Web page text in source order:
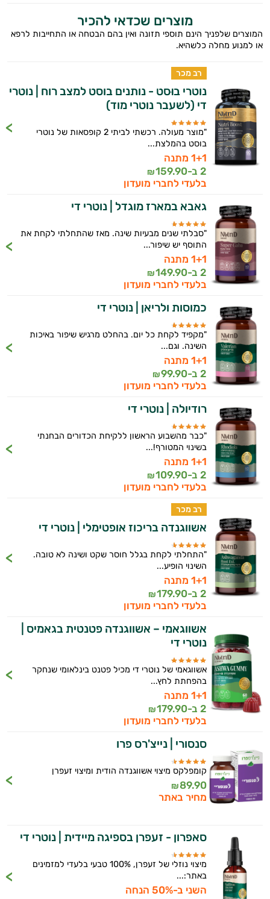
הורדת כולסטרול
איזון לחץ דם
אנמיה
אנרגיה וכוח
אקנה
בעיות נשימה
גאוט
גסטריטיס
דלקות
דלקות פרקים
דרכי השתן
הליקובקטר פילורי
הרגעה
לב וכלי דם
מיגרנה - כאב ראש
מערכת החיסון
נשים
ניקוי רעלים
איזון סוכר
עייפות
עיכוב הזדקנות
פטרת בציפורניים
פיברומיאלגיה
ערמונית - פרוסטטה
קנדידה
ריכוז ומיקוד
שיפור הזיכרון
שלד ומפרקים
מוצרים שכדאי להכיר
המוצרים שלפניך הינם תוספי תזונה ואין בהם הבטחה או התחייבות לרפא
או למנוע מחלה כלשהיא.
רב מכר
נוטרי בוּסט - נותנים בוסט למצב רוח | נוטרי
די (לשעבר נוטרי מוד)
"מוצר מעולה. רכשתי לביתי 2 קופסאות של נוטרי
בוסט בהמלצת...
1+1 מתנה
2 ב-
159.90
₪
בלעדי לחברי מועדון
גאבא במארז מוגדל | נוטרי די
"סבלתי שנים מבעיות שינה. מאז שהתחלתי לקחת את
התוסף יש שיפור...
1+1 מתנה
2 ב-
149.90
₪
בלעדי לחברי מועדון
כמוסות ולריאן | נוטרי די
"מקפיד לקחת כל יום. בהחלט מרגיש שיפור באיכות
השינה. וגם...
1+1 מתנה
2 ב-
99.90
₪
בלעדי לחברי מועדון
רודיולה | נוטרי די
"כבר מהשבוע הראשון ללקיחת הכדורים הבחנתי
בשינוי המטורף!...
1+1 מתנה
2 ב-
109.90
₪
בלעדי לחברי מועדון
רב מכר
אשווגנדה בריכוז אופטימלי | נוטרי די
"התחלתי לקחת בגלל חוסר שקט ושינה לא טובה.
השינוי הופיע...
1+1 מתנה
2 ב-
179.90
₪
בלעדי לחברי מועדון
אשווגאמי – אשווגנדה פטנטית בגאמיס |
נוטרי די
אשווגאמי של נוטרי די מכיל פטנט בינלאומי שנחקר
בהפחתת לחץ...
1+1 מתנה
2 ב-
179.90
₪
בלעדי לחברי מועדון
סנסורי | נייצ'רס פרו
קומפלקס מיצוי אשווגנדה הודית ומיצוי זעפרן
89.90
₪
מחיר באתר
סאפרון - זעפרן בספיגה מיידית | נוטרי די
מיצוי נוזלי של זעפרן, 100% טבעי בלעדי למזמינים
באתר:...
השני ב-50% הנחה